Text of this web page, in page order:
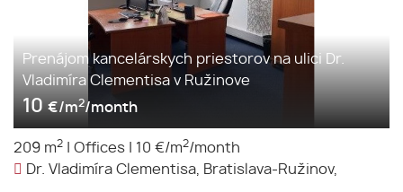
Prenájom kancelárskych priestorov na ulici Dr.
Vladimíra Clementisa v Ružinove
10€/m2/month
209 m2 Offices 10 €/m2/month
Dr. Vladimíra Clementisa, Bratislava-Ružinov,